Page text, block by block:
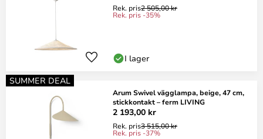
Rek. pris2 505,00 kr
Rek. pris -35%
I lager
SUMMER DEAL
Arum Swivel vägglampa, beige, 47 cm,
stickkontakt – ferm LIVING
2 193,00 kr
Rek. pris3 515,00 kr
Rek. pris -37%